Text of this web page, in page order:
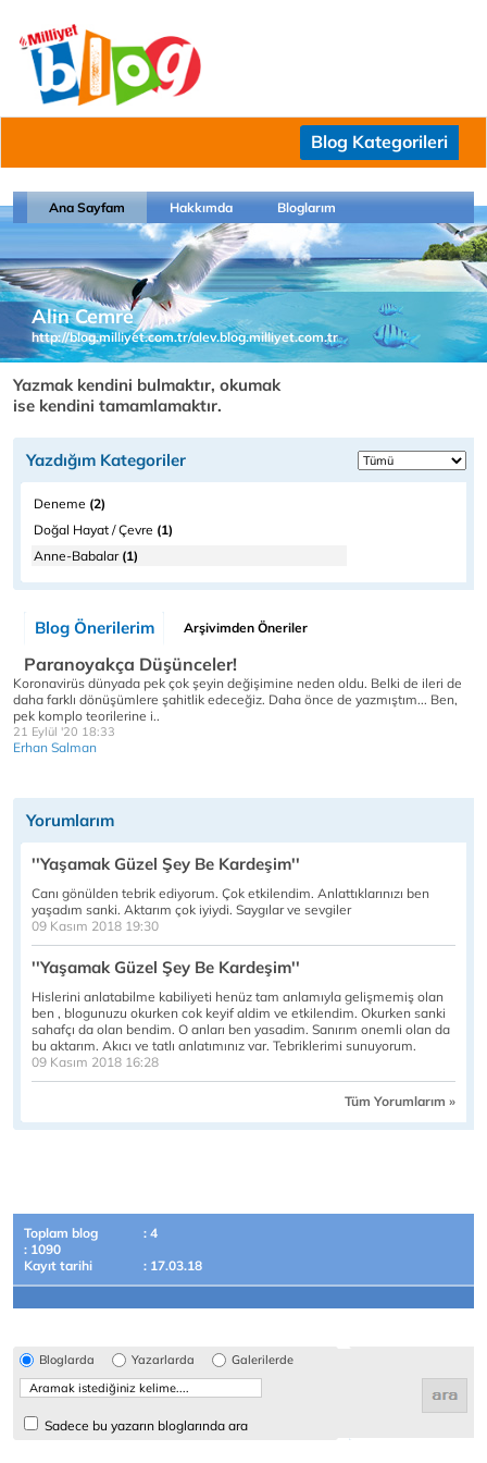
Blog Kategorileri
Ana Sayfam Hakkımda Bloglarım
Alin Cemre
http://blog.milliyet.com.tr/alev.blog.milliyet.com.tr
Yazmak kendini bulmaktır, okumak
ise kendini tamamlamaktır.
Yazdığım Kategoriler
Deneme (2)
Doğal Hayat / Çevre (1)
Anne-Babalar(1)
Blog Önerilerim Arşivimden Öneriler
Paranoyakça Düşünceler!
Koronavirüs dünyada pek çok şeyin değişimine neden oldu. Belki de ileri de
daha farklı dönüşümlere şahitlik edeceğiz. Daha önce de yazmıştım... Ben,
pek komplo teorilerine i..
21 Eylül '20 18:33
Erhan Salman
Yorumlarım
''Yaşamak Güzel Şey Be Kardeşim''
Canı gönülden tebrik ediyorum. Çok etkilendim. Anlattıklarınızı ben
yaşadım sanki. Aktarım çok iyiydi. Saygılar ve sevgiler
09 Kasım 2018 19:30
''Yaşamak Güzel Şey Be Kardeşim''
Hislerini anlatabilme kabiliyeti henüz tam anlamıyla gelişmemiş olan
ben , blogunuzu okurken cok keyif aldim ve etkilendim. Okurken sanki
sahafçı da olan bendim. O anları ben yasadim. Sanırım onemli olan da
bu aktarım. Akıcı ve tatlı anlatımınız var. Tebriklerimi sunuyorum.
09 Kasım 2018 16:28
Tüm Yorumlarım »
Toplam blog
: 4
: 1090
Kayıt tarihi
: 17.03.18
Bloglarda Yazarlarda Galerilerde
Sadece bu yazarın bloglarında ara